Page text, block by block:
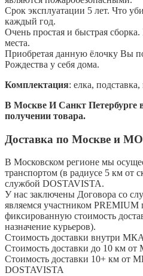
Срок эксплуатации 5 лет. Что
каждый год.
Очень простая и быстрая
места.
Приобретая данную ёлочку Вы
Рождества у себя дома.
Комплектация: елка,
В Москве И Санкт Петербурге
получении товара.
Доставка по Москве и МО
В Московском регионе мы
транспортом (в радиусе 5 км от
службой DOSTAVISTA.
У нас заключены Договора со
являемся участником
фиксированную стоимость
назначение курьеров).
Стоимость доставки внутри
Стоимость доставки до 10 км
Стоимость доставки 10+ км
DOSTAVISTA